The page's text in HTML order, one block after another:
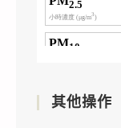
其他操作